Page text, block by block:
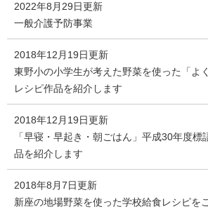
2022年8月29日更新
一般介護予防事業
2018年12月19日更新
東野小の小学生が考えた野菜を使った「よ
レシピ作品を紹介します
2018年12月19日更新
「早寝・早起き・朝ごはん」平成30年度標
品を紹介します
2018年8月7日更新
新座の地場野菜を使った学校給食レシピを